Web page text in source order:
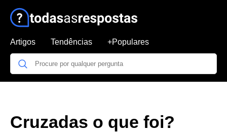
Artigos Tendências +Populares
Cruzadas o que foi?